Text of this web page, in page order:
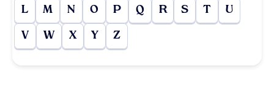
L M N O P Q R S T U
V W X Y Z